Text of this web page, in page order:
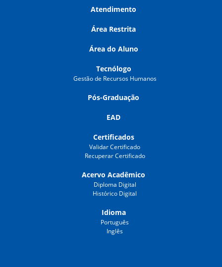
Atendimento
Área Restrita
Área do Aluno
Tecnólogo
Gestão de Recursos Humanos
Pós-Graduação
EAD
Certificados
Validar Certificado
Recuperar Certificado
Acervo Acadêmico
Diploma Digital
Histórico Digital
Idioma
Português
Inglês